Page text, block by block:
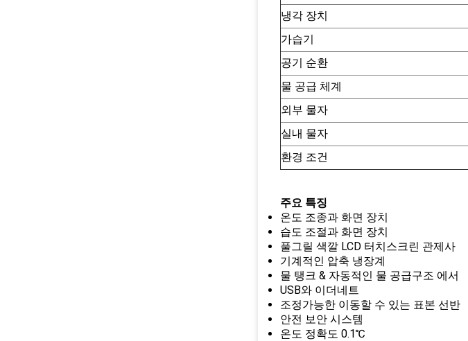
냉각 장치
가습기
공기 순환
물 공급 체계
외부 물자
실내 물자
환경 조건
주요 특징
온도 조종과 화면 장치
습도 조절과 화면 장치
풀그릴 색깔 LCD 터치스크린 관제사
기계적인 압축 냉장계
물 탱크 & 자동적인 물 공급구조 에서
USB와 이더네트
조정가능한 이동할 수 있는 표본 선반
안전 보안 시스템
온도 정확도 0.1℃